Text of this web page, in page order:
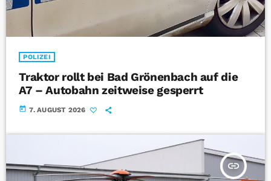
POLIZEI
Traktor rollt bei Bad Grönenbach auf die
A7 – Autobahn zeitweise gesperrt
today 7. AUGUST 2026
insert_link